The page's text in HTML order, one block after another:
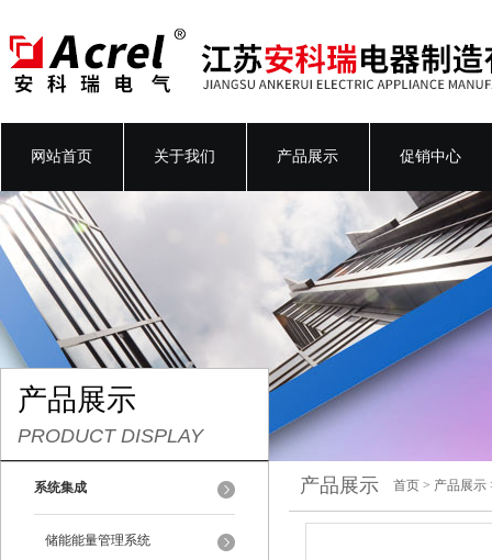
网站首页 关于我们 产品展示 促销中心
产品展示
PRODUCT DISPLAY
系统集成
储能能量管理系统
产品展示 首页 > 产品展示